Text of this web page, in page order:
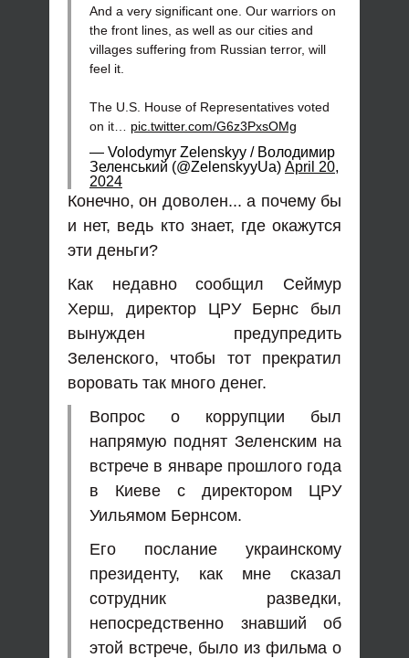
And a very significant one. Our warriors on
the front lines, as well as our cities and
villages suffering from Russian terror, will
feel it.
The U.S. House of Representatives voted
on it… pic.twitter.com/G6z3PxsOMg
— Volodymyr Zelenskyy / Володимир
Зеленський (@ZelenskyyUa) April 20,
2024
Конечно, он доволен... а почему бы
и нет, ведь кто знает, где окажутся
эти деньги?
Как недавно сообщил Сеймур
Херш, директор ЦРУ Бернс был
вынужден предупредить
Зеленского, чтобы тот прекратил
воровать так много денег.
Вопрос о коррупции был
напрямую поднят Зеленским на
встрече в январе прошлого года
в Киеве с директором ЦРУ
Уильямом Бернсом.
Его послание украинскому
президенту, как мне сказал
сотрудник разведки,
непосредственно знавший об
этой встрече, было из фильма о